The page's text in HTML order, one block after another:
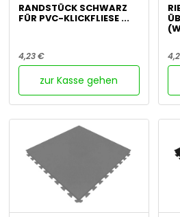
RANDSTÜCK SCHWARZ
FÜR PVC-KLICKFLIESE ...
4,23 €
zur Kasse gehen